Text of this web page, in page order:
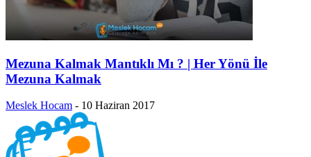
Mezuna Kalmak Mantıklı Mı ? | Her Yönü İle
Mezuna Kalmak
Meslek Hocam - 10 Haziran 2017